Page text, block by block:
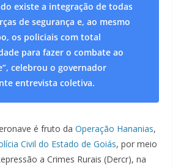
existe a integração de todas
de segurança e, ao mesmo
os policiais com total
para fazer o combate ao
celebrou o governador
entrevista coletiva.
é fruto da Operação Hananias,
Civil do Estado de Goiás, por meio
a Crimes Rurais (Dercr), na